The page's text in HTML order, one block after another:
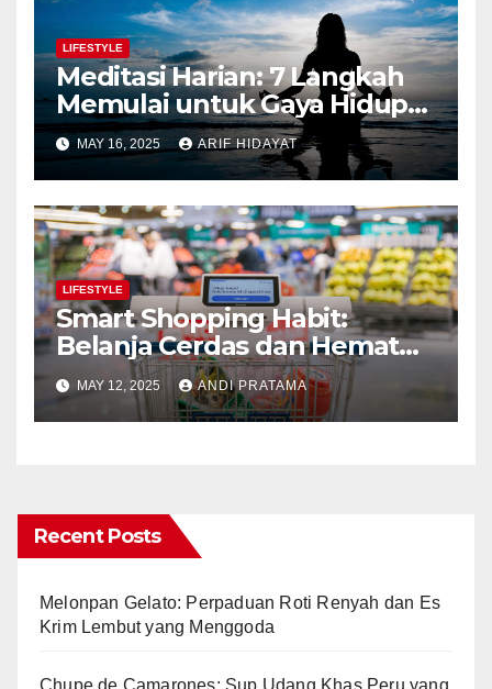
LIFESTYLE
Meditasi Harian: 7 Langkah
Memulai untuk Gaya Hidup
Lebih Bahagia
MAY 16, 2025 ARIF HIDAYAT
LIFESTYLE
Smart Shopping Habit:
Belanja Cerdas dan Hemat
Tanpa Drama
MAY 12, 2025 ANDI PRATAMA
Recent Posts
Melonpan Gelato: Perpaduan Roti Renyah dan Es
Krim Lembut yang Menggoda
Chupe de Camarones: Sup Udang Khas Peru yang